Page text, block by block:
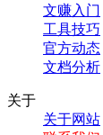
文赚入门
工具技巧
官方动态
文档分析
关于
关于网站